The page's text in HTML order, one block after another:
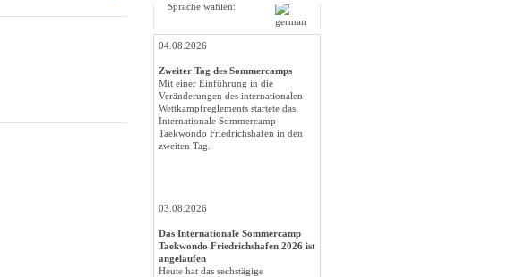
Sprache wählen:
04.08.2026
Zweiter Tag des Sommercamps
Mit einer Einführung in die
Veränderungen des internationalen
Wettkampfreglements startete das
Internationale Sommercamp
Taekwondo Friedrichshafen in den
zweiten Tag.
03.08.2026
Das Internationale Sommercamp
Taekwondo Friedrichshafen 2026 ist
angelaufen
Heute hat das sechstägige